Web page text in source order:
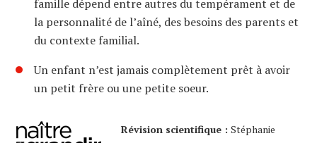
famille dépend entre autres du tempérament et de
la personnalité de l’aîné, des besoins des parents et
du contexte familial.
Un enfant n’est jamais complètement prêt à avoir
un petit frère ou une petite soeur.
Révision scientifique : Stéphanie